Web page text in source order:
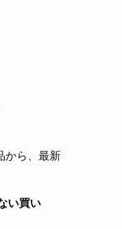
から、最新
い買い